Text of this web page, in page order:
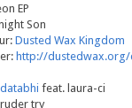
EP
Son
Dusted Wax Kingdom
http://dustedwax.org/
databhi feat. laura-ci
try